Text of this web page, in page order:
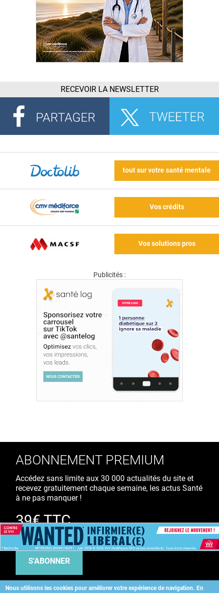
RECEVOIR LA NEWSLETTER
tout sur votre santé mentale
Vos crédits
Vos solutions pros
Publicités :
Nous utilisons les cookies pour améliorer votre expérience de navigation. En
ABONNEMENT PREMIUM
Accédez sans limite aux 30 000 actualités du site et
recevez gratuitement chaque semaine, les actus Santé
à ne pas manquer !
39€ TTC
/ an
S'ABONNER